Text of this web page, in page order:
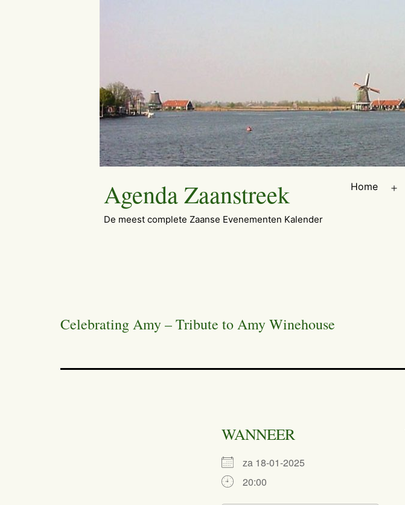
Agenda Zaanstreek
De meest complete Zaanse Evenementen Kalender
Home
Celebrating Amy – Tribute to Amy Winehouse
WANNEER
za 18-01-2025
20:00